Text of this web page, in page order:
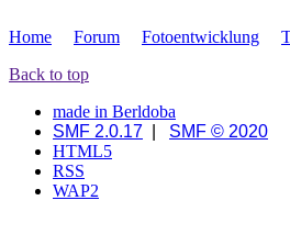
Home Forum Fotoentwicklung
Back to top
made in Berldoba
SMF 2.0.17
SMF © 2020
HTML5
RSS
WAP2